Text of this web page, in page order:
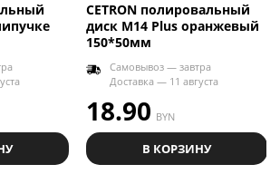
CETRON полировальный
диск М14 Plus оранжевый
150*50мм
Самовывоз — завтра
Доставка — 11 августа
18.90 BYN
В КОРЗИНУ